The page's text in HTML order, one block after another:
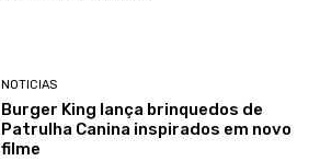
NOTICIAS
Burger King lança brinquedos de
Patrulha Canina inspirados em novo
filme